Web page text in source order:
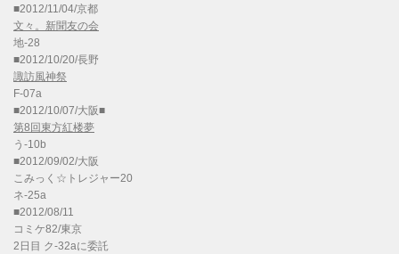
■2012/11/04/京都
文々。新聞友の会
地-28
■2012/10/20/長野
諏訪風神祭
F-07a
■2012/10/07/大阪■
第8回東方紅楼夢
う-10b
■2012/09/02/大阪
こみっく☆トレジャー20
ネ-25a
■2012/08/11
コミケ82/東京
2日目 ク-32aに委託